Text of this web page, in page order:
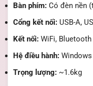
Bàn phím: Có đèn nền
Cổng kết nối: USB-A,
Kết nối: WiFi, Bluetooth
Hệ điều hành:
Trọng lượng: ~1.6kg